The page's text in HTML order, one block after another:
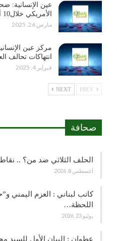
عين الإنسانية:
الأمريكي خلال10 أعوام…
مارس 26, 2025
مركز عين
انتهاكات تحالف
فبراير 4, 2025
NEXT
صحافة
الحلف الثلاثي ضد من؟ ..
أغسطس 8, 2026
كاتب لبناني : العزم اليمني
اللحظة…
يوليو 23, 2026
عطوان : البيان الأول للسيد